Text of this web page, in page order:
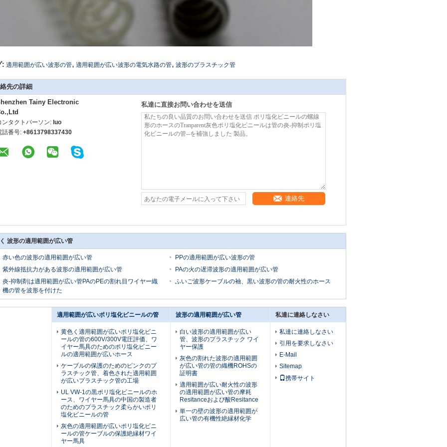
: 適用範囲が広い波形の管, 適用範囲が広い波形の電気水路の管, 波形のプラスチック管
先の詳細
Tainy Electronic
ンタクトパーソン: luo
話番号: +8613798337430
私達に直接お問い合わせを送信
連絡先
波形の適用範囲が広い管
赤い色の波形の適用範囲が広い管
PPの適用範囲が広い波形の管
紫外線抵抗力がある波形の適用範囲が広い管
PAの火の遅滞波形の適用範囲が広い管
炎-抑制剤は適用範囲が広い管PAのPEの割れ目ワイヤー織
機の管を波形を付けた
ふいご波形ケーブルの袖、黒い波形の管の耐火性のホース
適用範囲が広いポリ塩化ビニールの管
黄色く適用範囲が広いポリ塩化ビニ
ールの管の600V/300V電圧評価、ワ
イヤー馬具のためのポリ塩化ビニー
ルの適用範囲が広いホース
ケーブルの保護のためのピンクのプ
ラスチック管、着色された適用範囲
が広いプラスチック管の工場
UL VW-1の黒ポリ塩化ビニールのホ
ース、ワイヤー馬具の中国の製造者
のためのプラスチック柔らかいポリ
塩化ビニールの管
灰色の適用範囲が広いポリ塩化ビニ
ールの管ケーブルの保護絶縁材ワイ
ヤー馬具
波形の適用範囲が広い管
白い波形の適用範囲が広い
管、波形のプラスチック ワイ
ヤー保護
灰色の割れた波形の適用範囲
が広い管の管の織機ROHSの
証明書
適用範囲が広い耐火性の波形
の適用範囲が広い管の摩耗
Resitanceおよび酸Resitance
単一の壁の波形の適用範囲が
広い管の有機性絶縁材化学
私達に連絡しなさい
私達に連絡しなさい
引用を要求しなさい
E-Mail
Sitemap
携帯サイト